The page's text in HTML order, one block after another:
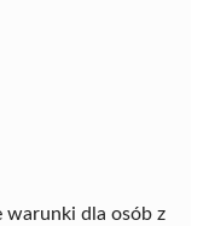
dla osób z